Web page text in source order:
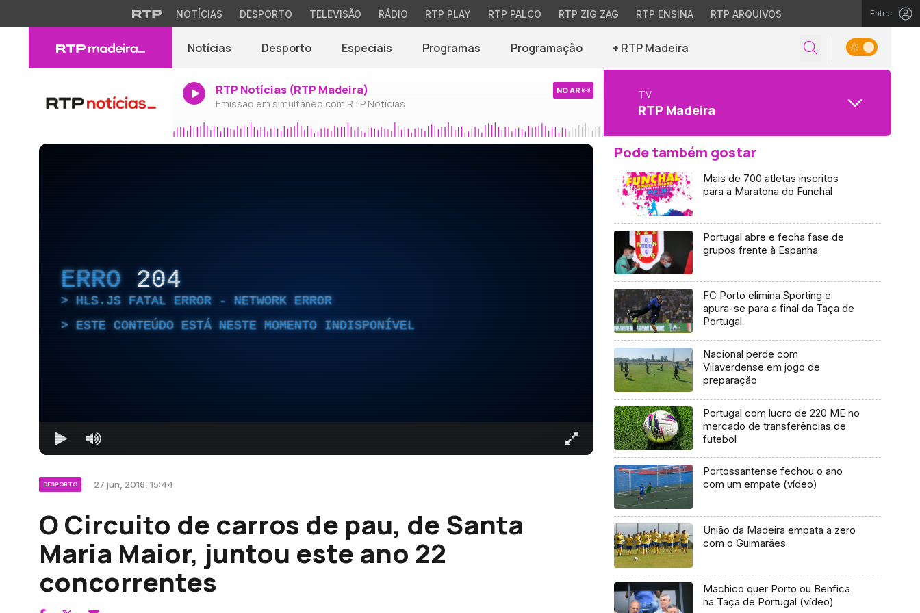
NOTÍCIAS DESPORTO TELEVISÃO RÁDIO RTP PLAY RTP PALCO RTP ZIG ZAG RTP ENSINA RTP ARQUIVOS Entrar
Notícias Desporto Especiais Programas Programação + RTP Madeira
RTP Notícias (RTP Madeira)
Emissão em simultâneo com RTP Notícias
NO AR TV
RTP Madeira
ERRO 204
HLS.JS FATAL ERROR - NETWORK ERROR
ESTE CONTEÚDO ESTÁ NESTE MOMENTO INDISPONÍVEL
DESPORTO 27 jun, 2016, 15:44
O Circuito de carros de pau, de Santa
Maria Maior, juntou este ano 22
concorrentes
Pode também gostar
Mais de 700 atletas inscritos
para a Maratona do Funchal
Portugal abre e fecha fase de
grupos frente à Espanha
FC Porto elimina Sporting e
apura-se para a final da Taça de
Portugal
Nacional perde com
Vilaverdense em jogo de
preparação
Portugal com lucro de 220 ME no
mercado de transferências de
futebol
Portossantense fechou o ano
com um empate (vídeo)
União da Madeira empata a zero
com o Guimarães
Machico quer Porto ou Benfica
na Taça de Portugal (vídeo)